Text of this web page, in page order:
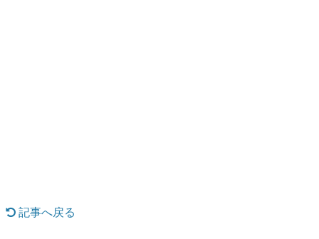
記事へ戻る